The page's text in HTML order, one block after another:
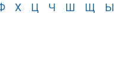
Х Ц Ч Ш Щ
Ы